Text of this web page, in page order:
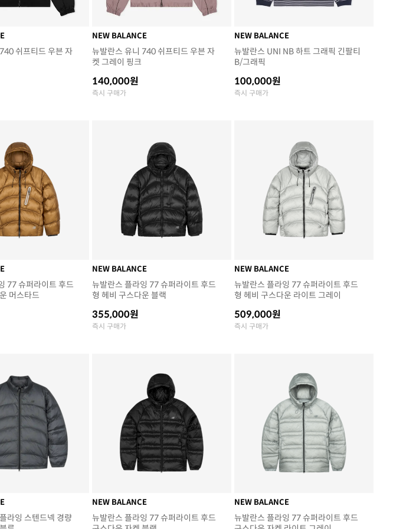
쉬프티드 우븐 자
NEW BALANCE
뉴발란스 유니 740 쉬프티드 우븐 자
켓 그레이 핑크
140,000원
즉시 구매가
NEW BALANCE
뉴발란스 UNI NB 하트 그래픽 긴팔티
B/그래픽
100,000원
즉시 구매가
77 슈퍼라이트 후드
머스타드
NEW BALANCE
뉴발란스 플라잉 77 슈퍼라이트 후드
형 헤비 구스다운 블랙
355,000원
즉시 구매가
NEW BALANCE
뉴발란스 플라잉 77 슈퍼라이트 후드
형 헤비 구스다운 라이트 그레이
509,000원
즉시 구매가
라잉 스텐드넥 경량
NEW BALANCE
뉴발란스 플라잉 77 슈퍼라이트 후드
NEW BALANCE
뉴발란스 플라잉 77 슈퍼라이트 후드